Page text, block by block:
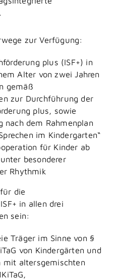
zur Verfügung:
plus (ISF+) in
Alter von zwei Jahren
gemäß
zur Durchführung der
plus, sowie
nach dem Rahmenplan
im Kindergarten“
für Kinder ab
besonderer
Rhythmik
die
in allen drei
sein:
Träger im Sinne von §
von Kindergärten und
mit altersgemischten